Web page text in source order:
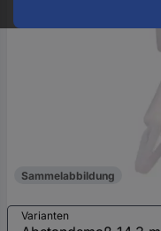
Sammelabbildung
Varianten